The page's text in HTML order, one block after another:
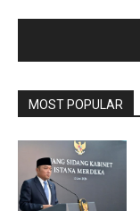
MOST POPULAR